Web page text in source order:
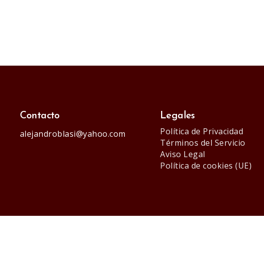
Contacto
alejandroblasi@yahoo.com
Legales
Política de Privacidad
Términos del Servicio
Aviso Legal
Política de cookies (UE)